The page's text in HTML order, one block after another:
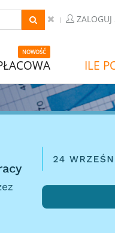
ZALOGUJ
NOWOŚĆ
ILE